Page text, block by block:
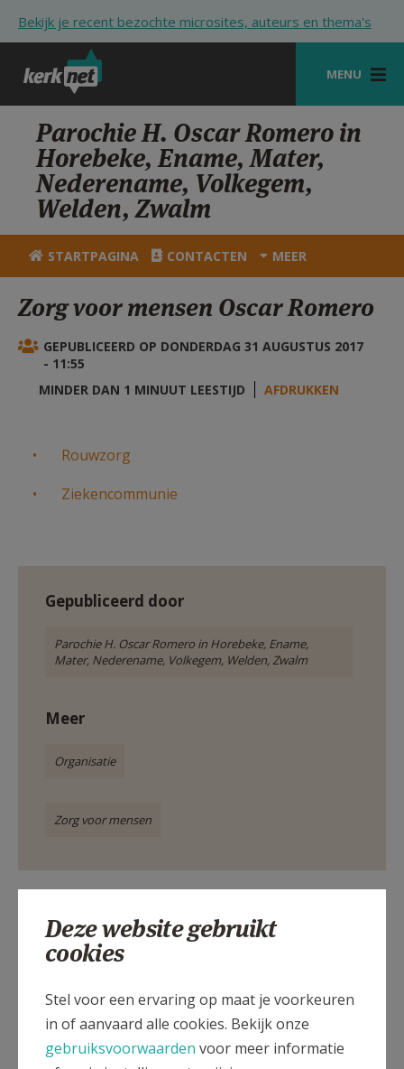
Bekijk je recent bezochte microsites, auteurs en thema's
MENU
STARTPAGINA
KERK
VIERINGEN
SHOP
ZOEKEN
HULP
STARTPAGINA PORTAAL
MIJN PAROCHIE
Parochie H. Oscar Romero in
Horebeke, Ename, Mater,
Nederename, Volkegem,
Welden, Zwalm
STARTPAGINA CONTACTEN MEER
Zorg voor mensen Oscar Romero
GEPUBLICEERD OP DONDERDAG 31 AUGUSTUS 2017
- 11:55
MINDER DAN 1 MINUUT LEESTIJD
AFDRUKKEN
Rouwzorg
Ziekencommunie
Gepubliceerd door
Parochie H. Oscar Romero in Horebeke, Ename,
Mater, Nederename, Volkegem, Welden, Zwalm
Meer
Organisatie
Zorg voor mensen
Deel dit artikel
Deze website gebruikt
cookies
Stel voor een ervaring op maat je voorkeuren
in of aanvaard alle cookies. Bekijk onze
gebruiksvoorwaarden voor meer informatie